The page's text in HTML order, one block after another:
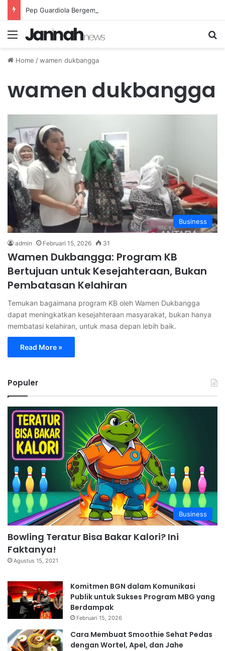
Menu
Home /wamen dukbangga
wamen dukbangga
Business
admin Februari 15, 2026 31
Wamen Dukbangga: Program KB
Bertujuan untuk Kesejahteraan, Bukan
Pembatasan Kelahiran
Temukan bagaimana program KB oleh Wamen Dukbangga
dapat meningkatkan kesejahteraan masyarakat, bukan hanya
membatasi kelahiran, untuk masa depan lebih baik.
Read More »
Populer
Business
Bowling Teratur Bisa Bakar Kalori? Ini
Faktanya!
Agustus 15, 2021
Komitmen BGN dalam Komunikasi
Publik untuk Sukses Program MBG yang
Berdampak
Februari 15, 2026
Cara Membuat Smoothie Sehat Pedas
dengan Wortel, Apel, dan Jahe